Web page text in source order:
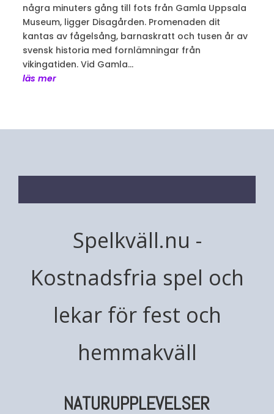
några minuters gång till fots från Gamla Uppsala
Museum, ligger Disagården. Promenaden dit
kantas av fågelsång, barnaskratt och tusen år av
svensk historia med fornlämningar från
vikingatiden. Vid Gamla...
läs mer
Spelkväll.nu -
Kostnadsfria spel och
lekar för fest och
hemmakväll
NATURUPPLEVELSER